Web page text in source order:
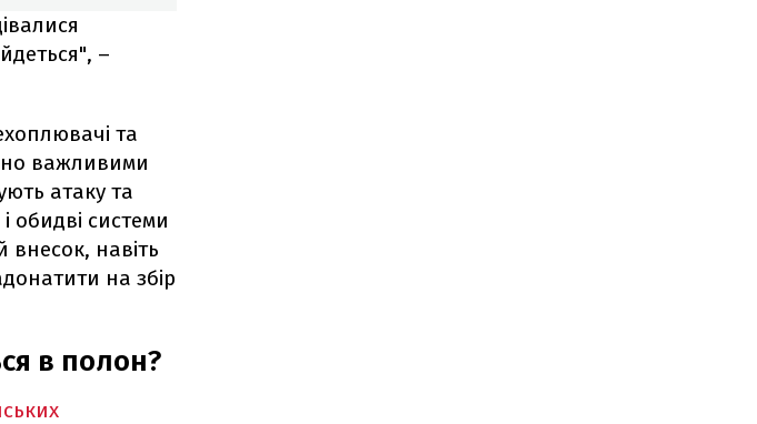
–
та
важливими
атаку та
обидві системи
навіть
на збір
в полон?